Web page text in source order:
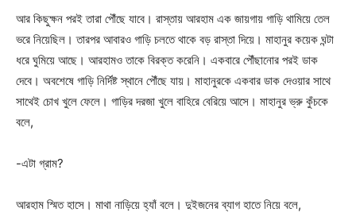
আর কিছুক্ষন পরই তারা পৌঁছে যাবে। রাস্তায় আরহাম এক জায়গায় গাড়ি থামিয়ে তেল
ভরে নিয়েছিল। তারপর আবারও গাড়ি চলতে থাকে বড় রাস্তা দিয়ে। মাহানুর কয়েক ঘন্টা
ধরে ঘুমিয়ে আছে। আরহামও তাকে বিরক্ত করেনি। একবারে পৌঁছানোর পরই ডাক
দেবে। অবশেষে গাড়ি নির্দিষ্ট স্থানে পৌঁছে যায়। মাহানুরকে একবার ডাক দেওয়ার সাথে
সাথেই চোখ খুলে ফেলে। গাড়ির দরজা খুলে বাহিরে বেরিয়ে আসে। মাহানুর ভ্রু কুঁচকে
বলে,
-এটা গ্রাম?
আরহাম স্মিত হাসে। মাথা নাড়িয়ে হ্যাঁ বলে। দুইজনের ব্যাগ হাতে নিয়ে বলে,